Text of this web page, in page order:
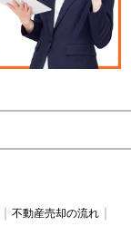
不動産売却の流れ